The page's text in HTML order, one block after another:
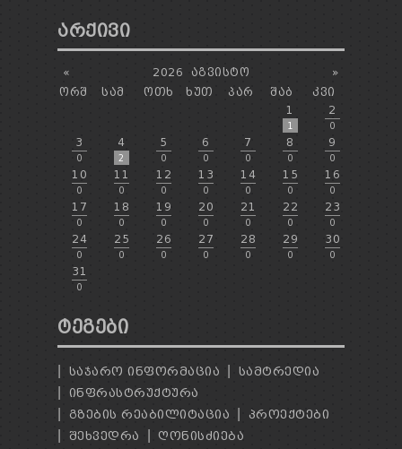
ᲐᲠᲥᲘᲕᲘ
« »
2026
ᲐᲒᲕᲘᲡᲢᲝ
ᲝᲠᲨ
ᲡᲐᲛ ᲝᲗᲮ ᲮᲣᲗ ᲞᲐᲠ ᲨᲐᲑ
ᲙᲕᲘ
1
1
2
0
3
0
4
2
5
0
6
0
7
0
8
0
9
0
10
0
11
0
12
0
13
0
14
0
15
0
16
0
17
0
18
0
19
0
20
0
21
0
22
0
23
0
24
0
25
0
26
0
27
0
28
0
29
0
30
0
31
0
ᲢᲔᲒᲔᲑᲘ
ᲡᲐᲯᲐᲠᲝ ᲘᲜᲤᲝᲠᲛᲐᲪᲘᲐ
ᲡᲐᲛᲢᲠᲔᲓᲘᲐ
ᲘᲜᲤᲠᲐᲡᲢᲠᲣᲥᲢᲣᲠᲐ
ᲒᲖᲔᲑᲘᲡ ᲠᲔᲐᲑᲘᲚᲘᲢᲐᲪᲘᲐ
ᲞᲠᲝᲔᲥᲢᲔᲑᲘ
ᲨᲔᲮᲕᲔᲓᲠᲐ
ᲦᲝᲜᲘᲡᲫᲘᲔᲑᲐ